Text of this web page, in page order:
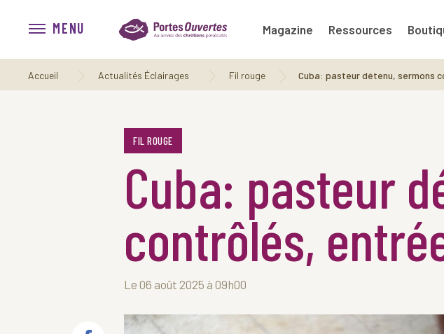
MENU Magazine Ressources
Accueil Actualités Éclairages Fil rouge Cuba: pasteur détenu, sermons
FIL ROUGE
Cuba: pasteur
contrôlés,
Le 06 août 2025 à 09h00